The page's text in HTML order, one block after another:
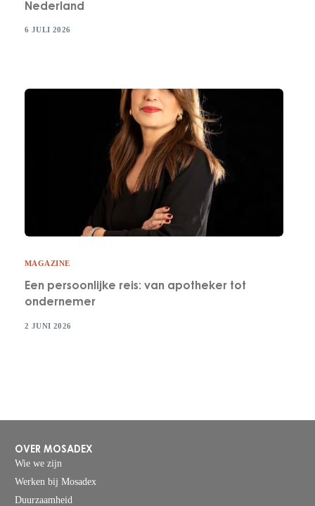
Nederland
6 JULI 2026
MAGAZINE
Een persoonlijke reis: van apotheker tot
ondernemer
2 JUNI 2026
OVER MOSADEX
Wie we zijn
Werken bij Mosadex
Duurzaamheid